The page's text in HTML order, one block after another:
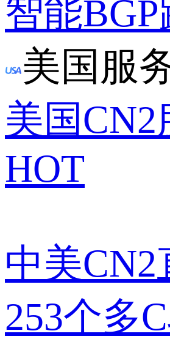
智能
美国服
美国
HOT
中美
253个多